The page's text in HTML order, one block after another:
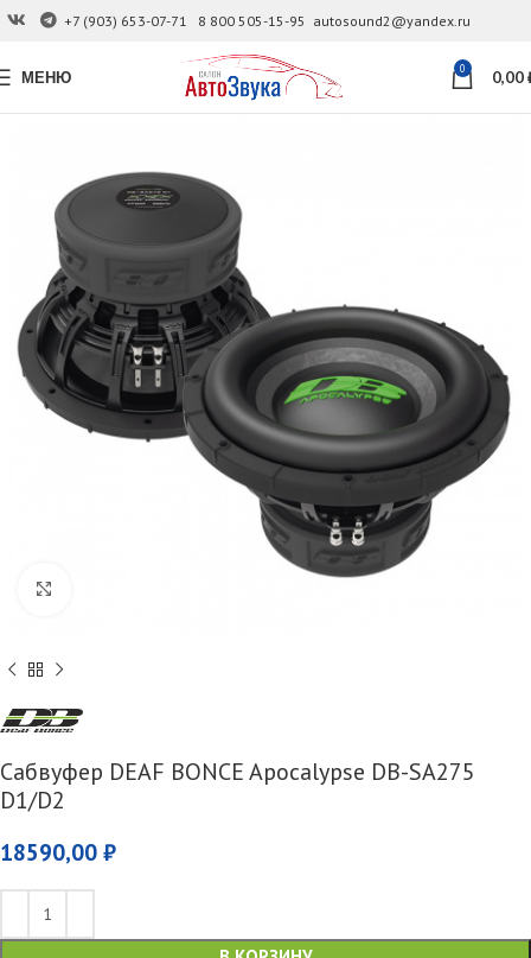
+7 (903) 653-07-71 8 800 505-15-95 autosound2@yandex.ru
МЕНЮ 0 0,00
Сабвуфер DEAF BONCE Apocalypse DB-SA275
D1/D2
18590,00 ₽